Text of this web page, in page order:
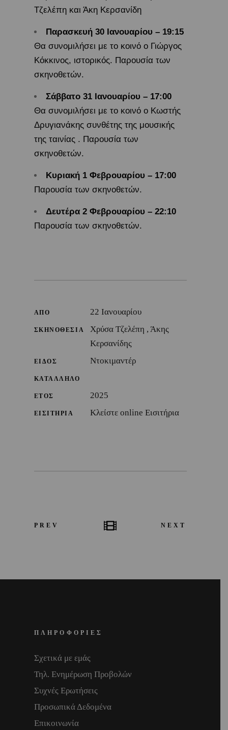
Τζελέπη και Άκη Κερσανίδη
Παρασκευή 30 Ιανουαρίου – 19:15
Θα συνομιλήσει με το κοινό ο Γιώργος
Κόκκινος, ιστορικός. Παρουσία των
σκηνοθετών.
Σάββατο 31 Ιανουαρίου – 17:00
Θα συνομιλήσει με το κοινό ο Κωστής
Δρυγιανάκης συνθέτης της μουσικής
της ταινίας . Παρουσία των
σκηνοθετών.
Κυριακή 1 Φεβρουαρίου – 17:00
Παρουσία των σκηνοθετών.
Δευτέρα 2 Φεβρουαρίου – 22:10
Παρουσία των σκηνοθετών.
ΑΠΟ 22 Ιανουαρίου
ΣΚΗΝΟΘΕΣΙΑ
Χρύσα Τζελέπη , Άκης
Κερσανίδης
ΕΙΔΟΣ Ντοκιμαντέρ
ΚΑΤΑΛΛΗΛΟ
ΕΤΟΣ 2025
ΕΙΣΙΤΗΡΙΑ Κλείστε online Εισιτήρια
PREV NEXT
ΠΛΗΡΟΦΟΡΙΕΣ
Σχετικά με εμάς
Τηλ. Ενημέρωση Προβολών
Συχνές Ερωτήσεις
Προσωπικά Δεδομένα
Επικοινωνία